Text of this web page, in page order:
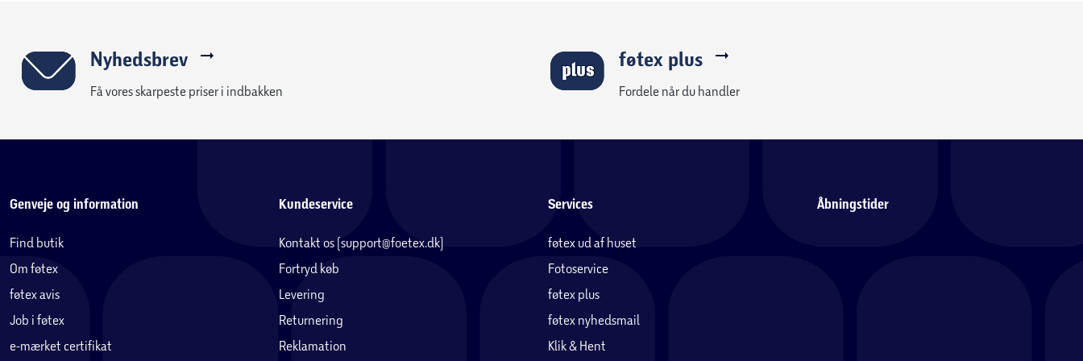
Nyhedsbrev
Få vores skarpeste priser i indbakken
føtex plus
Fordele når du handler
Genveje og information
Find butik
Om føtex
føtex avis
Job i føtex
e-mærket certifikat
Kundeservice
Kontakt os (support@foetex.dk)
Fortryd køb
Levering
Returnering
Reklamation
Services
føtex ud af huset
Fotoservice
føtex plus
føtex nyhedsmail
Klik & Hent
Åbningstider